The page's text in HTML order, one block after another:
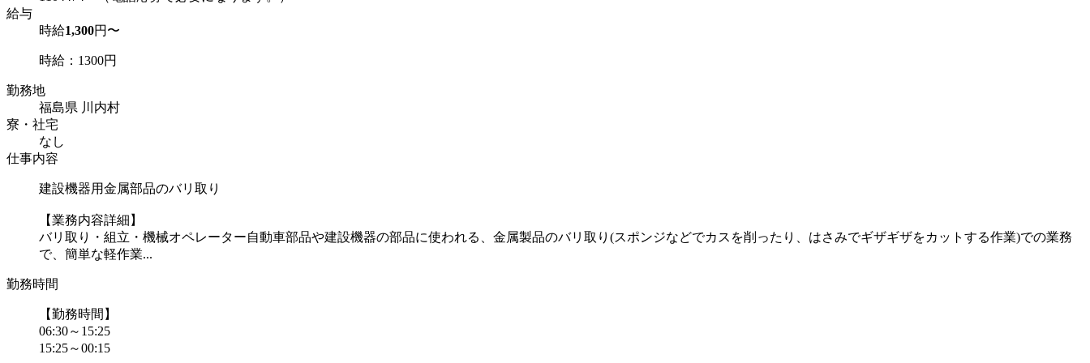
給与
時給1,300円〜
時給：1300円
勤務地
福島県 川内村
寮・社宅
なし
仕事内容
建設機器用金属部品のバリ取り
【業務内容詳細】
バリ取り・組立・機械オペレーター自動車部品や建設機器の部品に使われる、金属製品のバリ取り(スポンジなどでカスを削ったり、はさみでギザギザをカットする作業)での業務
で、簡単な軽作業...
勤務時間
【勤務時間】
06:30～15:25
15:25～00:15